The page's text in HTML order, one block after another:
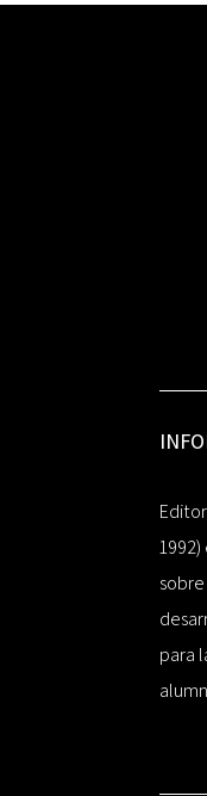
para